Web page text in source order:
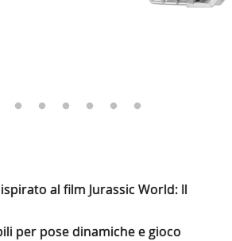
al film Jurassic World: Il
per pose dinamiche e gioco